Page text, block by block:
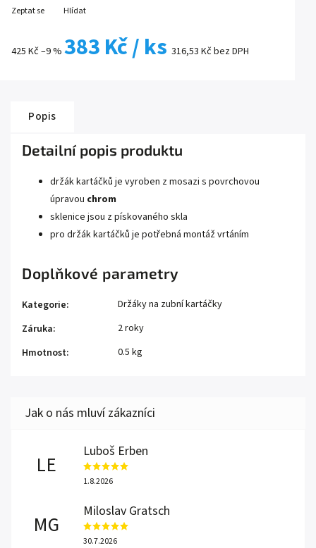
425 Kč–9 % 383 Kč/ ks 316,53 Kč bez DPH
Zeptat se Hlídat
Popis
Detailní popis produktu
držák kartáčků je vyroben z mosazi s povrchovou
úpravou chrom
sklenice jsou z pískovaného skla
pro držák kartáčků je potřebná montáž vrtáním
Doplňkové parametry
Kategorie:
Držáky na zubní kartáčky
Záruka:
2 roky
Hmotnost: 0.5 kg
LE
Luboš Erben
1.8.2026
MG
Miloslav Gratsch
30.7.2026